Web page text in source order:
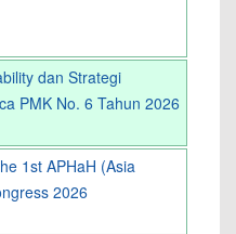
dan Strategi
PMK No. 6 Tahun 2026
1st APHaH (Asia
2026